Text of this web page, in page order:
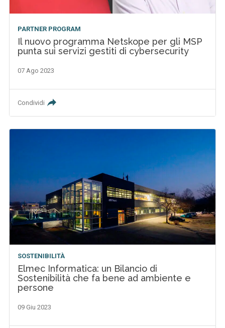
PARTNER PROGRAM
Il nuovo programma Netskope per gli MSP
punta sui servizi gestiti di cybersecurity
07 Ago 2023
Condividi
SOSTENIBILITÀ
Elmec Informatica: un Bilancio di
Sostenibilità che fa bene ad ambiente e
persone
09 Giu 2023